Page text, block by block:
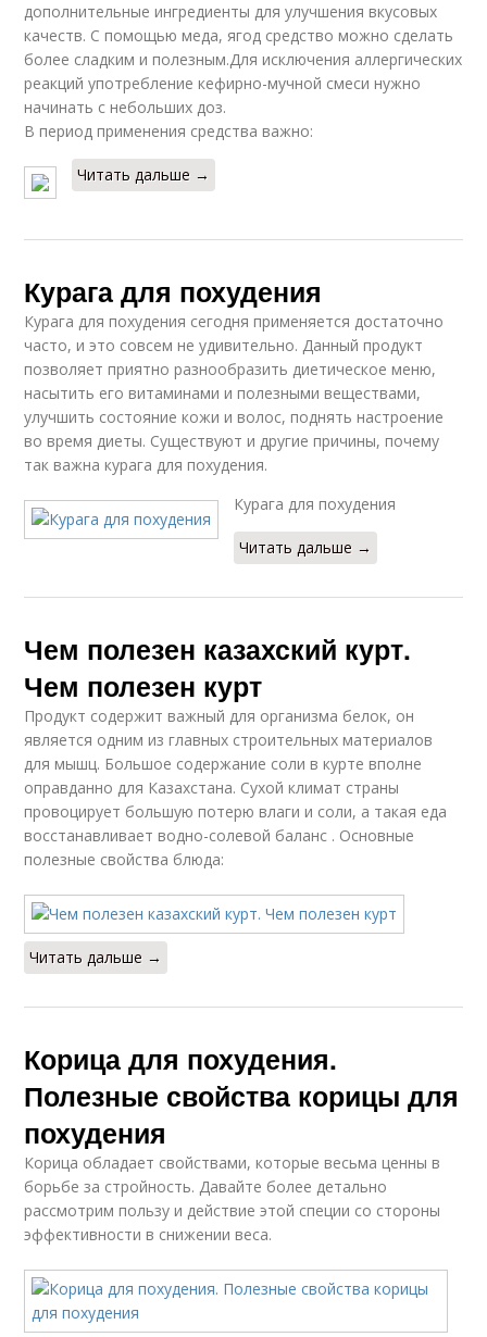
дополнительные ингредиенты для улучшения вкусовых
качеств. С помощью меда, ягод средство можно сделать
более сладким и полезным.Для исключения аллергических
реакций употребление кефирно-мучной смеси нужно
начинать с небольших доз.
В период применения средства важно:
Читать дальше →
Курага для похудения
Курага для похудения сегодня применяется достаточно
часто, и это совсем не удивительно. Данный продукт
позволяет приятно разнообразить диетическое меню,
насытить его витаминами и полезными веществами,
улучшить состояние кожи и волос, поднять настроение
во время диеты. Существуют и другие причины, почему
так важна курага для похудения.
Курага для похудения
Читать дальше →
Чем полезен казахский курт.
Чем полезен курт
Продукт содержит важный для организма белок, он
является одним из главных строительных материалов
для мышц. Большое содержание соли в курте вполне
оправданно для Казахстана. Сухой климат страны
провоцирует большую потерю влаги и соли, а такая еда
восстанавливает водно-солевой баланс . Основные
полезные свойства блюда:
Читать дальше →
Корица для похудения.
Полезные свойства корицы для
похудения
Корица обладает свойствами, которые весьма ценны в
борьбе за стройность. Давайте более детально
рассмотрим пользу и действие этой специи со стороны
эффективности в снижении веса.